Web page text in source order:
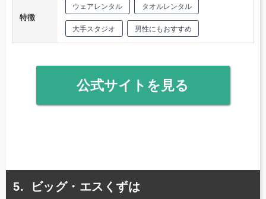
特徴
ウェアレンタル タオルレンタル
大手スタジオ 男性にもおすすめ
公式サイトを見る
ビッグ・エスくずは